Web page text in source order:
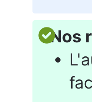
Nos